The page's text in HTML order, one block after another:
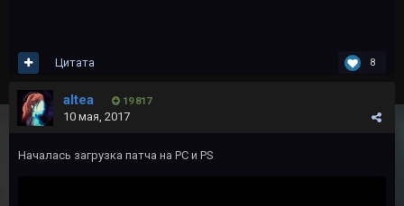
8
Цитата
altea 19 817
10 мая, 2017
Началась загрузка патча на PC и PS